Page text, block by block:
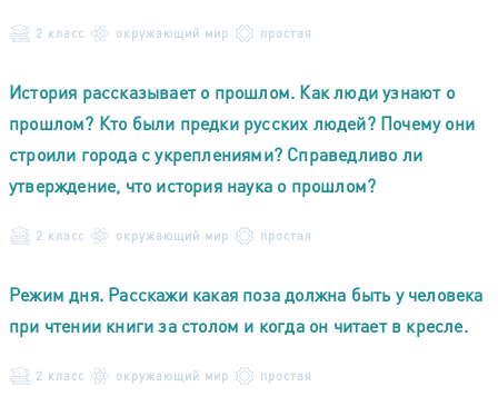
2 класс окружающий мир простая
История рассказывает о прошлом. Как люди узнают о
прошлом? Кто были предки русских людей? Почему они
строили города с укреплениями? Справедливо ли
утверждение, что история наука о прошлом?
2 класс окружающий мир простая
Режим дня. Расскажи какая поза должна быть у человека
при чтении книги за столом и когда он читает в кресле.
2 класс окружающий мир простая